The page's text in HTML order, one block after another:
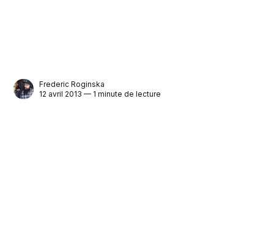
Frederic Roginska
12 avril 2013 — 1 minute de lecture